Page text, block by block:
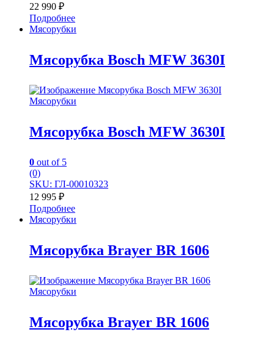
22 990 ₽
Подробнее
Мясорубки
Мясорубка Bosch MFW 3630I
Мясорубки
Мясорубка Bosch MFW 3630I
0 out of 5
(0)
SKU: ГЛ-00010323
12 995 ₽
Подробнее
Мясорубки
Мясорубка Brayer BR 1606
Мясорубки
Мясорубка Brayer BR 1606